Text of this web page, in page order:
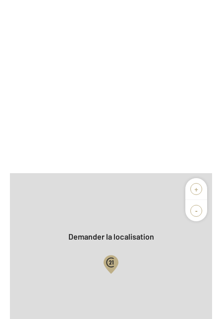
+
-
Biens vendus
Demander la localisation